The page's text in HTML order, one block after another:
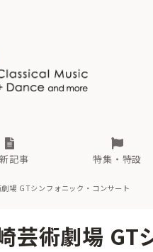
記事 特集・特設
現場のプロが推す！間違いな
古楽とその先と
無料ライブ配信スケジュール
あ か さ
場 GTシンフォニック・コンサート
術劇場 GT